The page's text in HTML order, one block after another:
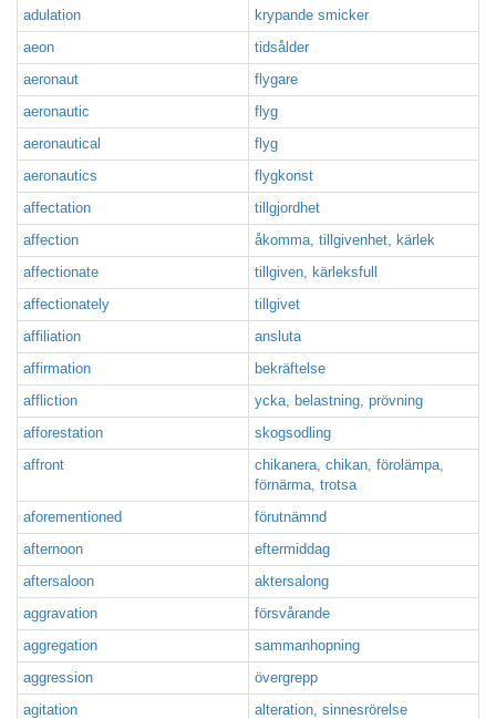
adulation
krypande smicker
aeon
tidsålder
aeronaut
flygare
aeronautic
flyg
aeronautical
flyg
aeronautics
flygkonst
affectation
tillgjordhet
affection
åkomma, tillgivenhet, kärlek
affectionate
tillgiven, kärleksfull
affectionately
tillgivet
affiliation
ansluta
affirmation
bekräftelse
affliction
ycka, belastning, prövning
afforestation
skogsodling
affront
chikanera, chikan, förolämpa,
förnärma, trotsa
aforementioned
förutnämnd
afternoon
eftermiddag
aftersaloon
aktersalong
aggravation
försvårande
aggregation
sammanhopning
aggression
övergrepp
agitation
alteration, sinnesrörelse